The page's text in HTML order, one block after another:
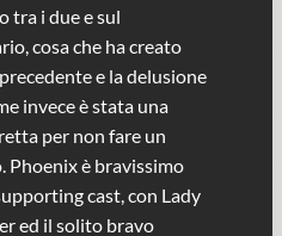
tra i due e sul
cosa che ha creato
e la delusione
invece è stata una
per non fare un
Phoenix è bravissimo
cast, con Lady
ed il solito bravo